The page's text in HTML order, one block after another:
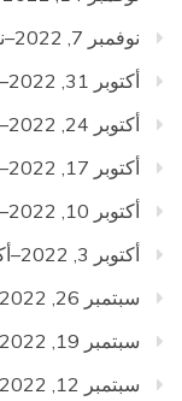
نوفمبر 7, 2022–نوفمبر 13, 2022
أكتوبر 31, 2022–نوفمبر 6, 2022
أكتوبر 24, 2022–أكتوبر 30, 2022
أكتوبر 17, 2022–أكتوبر 23, 2022
أكتوبر 10, 2022–أكتوبر 16, 2022
أكتوبر 3, 2022–أكتوبر 9, 2022
سبتمبر 26, 2022–أكتوبر 2, 2022
سبتمبر 19, 2022–سبتمبر 25, 2022
سبتمبر 12, 2022–سبتمبر 18, 2022